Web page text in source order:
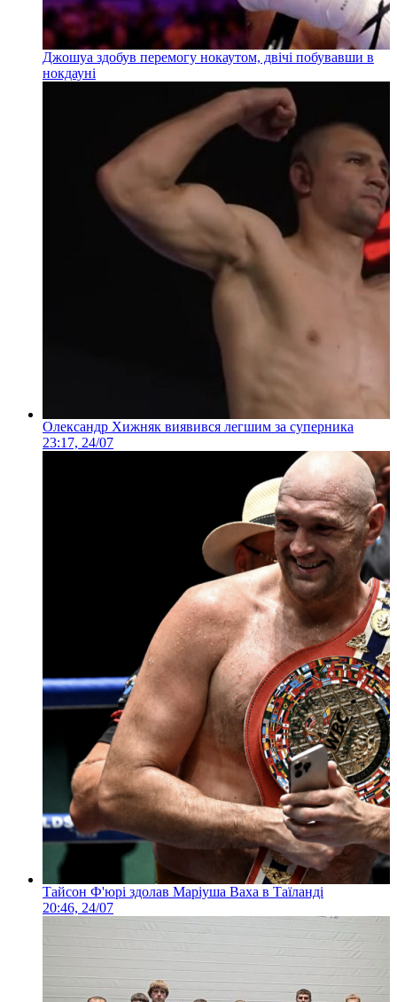
Джошуа здобув перемогу нокаутом, двічі побувавши в
нокдауні
Олександр Хижняк виявився легшим за суперника
23:17, 24/07
Тайсон Ф'юрі здолав Маріуша Ваха в Таїланді
20:46, 24/07